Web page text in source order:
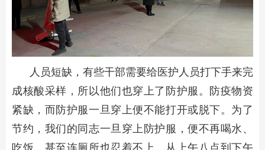
人员短缺，有些干部需要给医护人员打下手来完
成核酸采样，所以他们也穿上了防护服。防疫物资
紧缺，而防护服一旦穿上便不能打开或脱下。为了
节约，我们的同志一旦穿上防护服，便不再喝水、
吃饭，甚至连厕所也忍着不上。从上午八点到下午